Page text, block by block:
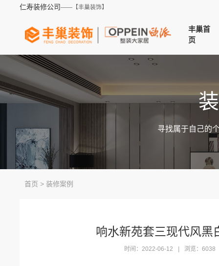
仁寿装修公司——【丰巢装饰】
丰巢首
页
寻找属于自己的
首页 > 装修案例
响水新苑套三现代风黑
时间： 2022-06-12 浏览： 6038